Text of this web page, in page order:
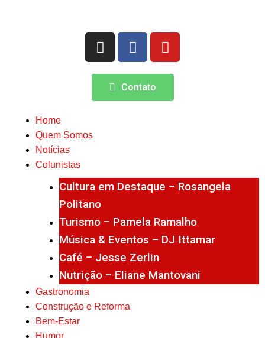
Contato
Home
Quem Somos
Notícias
Colunistas
Cultura em Destaque – Rosangela
Politano
Turismo – Pamela Ramalho
Música & Eventos – DJ Ittamar
Café – Jesse Zerlin
Nutrição – Eliane Mantovani
Gastronomia
Construção e Reforma
Bem-Estar
Humor